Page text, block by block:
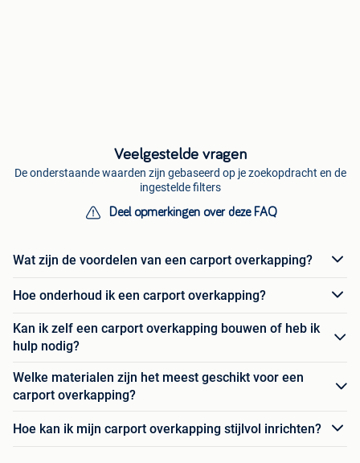
Veelgestelde vragen
De onderstaande waarden zijn gebaseerd op je zoekopdracht en de
ingestelde filters
Deel opmerkingen over deze FAQ
Wat zijn de voordelen van een carport overkapping?
Hoe onderhoud ik een carport overkapping?
Kan ik zelf een carport overkapping bouwen of heb ik
hulp nodig?
Welke materialen zijn het meest geschikt voor een
carport overkapping?
Hoe kan ik mijn carport overkapping stijlvol inrichten?